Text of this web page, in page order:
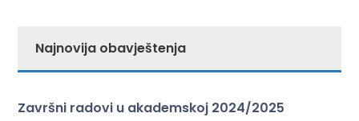
Najnovija obavještenja
Završni radovi u akademskoj 2024/2025